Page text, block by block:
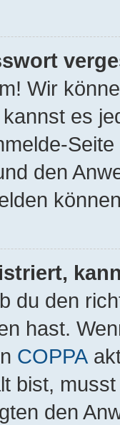
Wir
es
den
du den
hast.
COPPA
bist,
den